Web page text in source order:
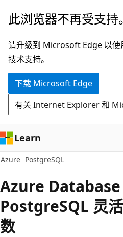
跳
主
要
内
此浏览器不再受支持。
请升级到 Microsoft Edge 以使
技术支持。
下载 Microsoft Edge
有关 Internet Explorer 和
Learn
Azure PostgreSQL
Azure
PostgreSQL 灵
数